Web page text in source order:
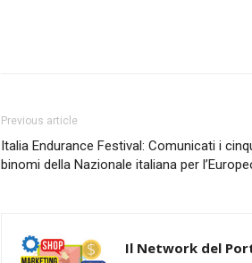
Previous article
Italia Endurance Festival: Comunicati i
binomi della Nazionale italiana per
Il Network del